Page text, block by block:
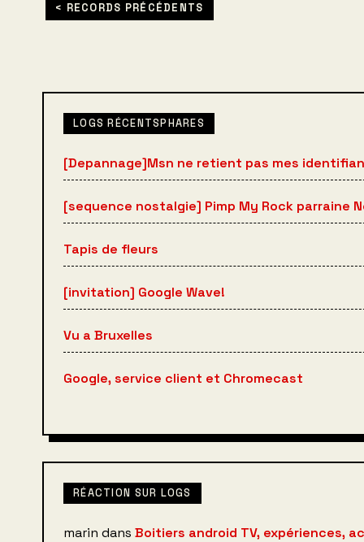
< RECORDS PRÉCÉDENTS
LOGS RÉCENTSPHARES
[Depannage]Msn ne retient pas mes
[sequence nostalgie] Pimp My Rock parraine
Tapis de fleurs
[invitation] Google Wave!
Vu a Bruxelles
Google, service client et Chromecast
RÉACTION SUR LOGS
marin dans Boitiers android TV, expériences,